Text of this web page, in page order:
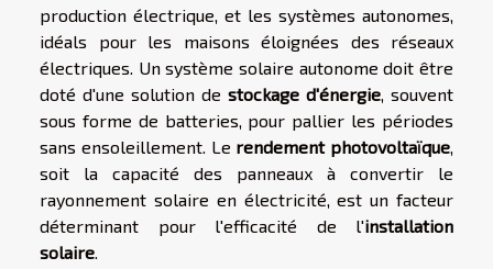
production électrique, et les systèmes autonomes,
idéals pour les maisons éloignées des réseaux
électriques. Un système solaire autonome doit être
doté d'une solution de stockage d'énergie , souvent
sous forme de batteries, pour pallier les périodes
sans ensoleillement. Le rendement photovoltaïque
soit la capacité des panneaux à convertir le
rayonnement solaire en électricité, est un facteur
déterminant pour l'efficacité de l'installation
solaire